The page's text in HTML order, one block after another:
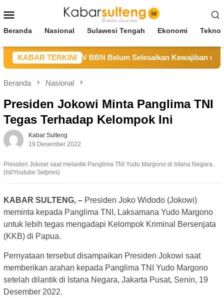
ke
Mobile
Beranda Nasional Sulawesi Tengah Ekonomi
KABAR TERKINI
Sulteng Sebut CV BBN Belum Selesaikan Kewajiban untuk
Beranda Nasional
Presiden Jokowi Minta Panglima TNI
Tegas Terhadap Kelompok Ini
Kabar Sulteng
19 Desember 2022
Presiden Jokowi saat melantik Panglima TNI Yudo Margono di Istana Negara.
(Ist/Youtube Setpres)
KABAR SULTENG, – Presiden Joko Widodo (Jokowi)
meminta kepada Panglima TNI, Laksamana Yudo Margono
untuk lebih tegas mengadapi Kelompok Kriminal Bersenjata
(KKB) di Papua.
Pernyataan tersebut disampaikan Presiden Jokowi saat
memberikan arahan kepada Panglima TNI Yudo Margono
setelah dilantik di Istana Negara, Jakarta Pusat, Senin, 19
Desember 2022.